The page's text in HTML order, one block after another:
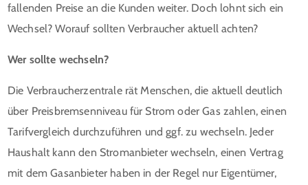
fallenden Preise an die Kunden weiter. Doch lohnt sich ein
Wechsel? Worauf sollten Verbraucher aktuell achten?
Wer sollte wechseln?
Die Verbraucherzentrale rät Menschen, die aktuell deutlich
über Preisbremsenniveau für Strom oder Gas zahlen, einen
Tarifvergleich durchzuführen und ggf. zu wechseln. Jeder
Haushalt kann den Stromanbieter wechseln, einen Vertrag
mit dem Gasanbieter haben in der Regel nur Eigentümer,